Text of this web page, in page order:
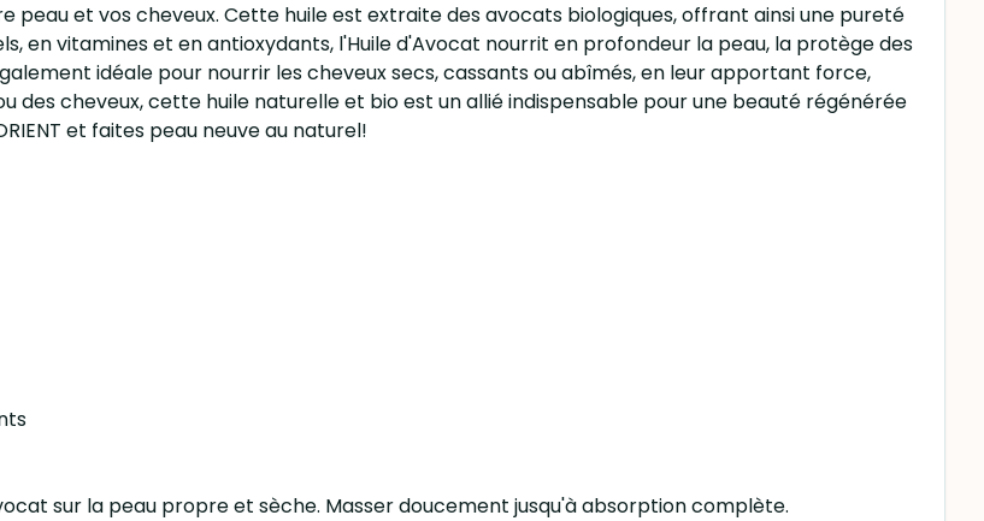
peau et vos cheveux. Cette huile est extraite des avocats biologiques, offrant ainsi une pureté
en vitamines et en antioxydants, l'Huile d'Avocat nourrit en profondeur la peau, la protège des
idéale pour nourrir les cheveux secs, cassants ou abîmés, en leur apportant force,
des cheveux, cette huile naturelle et bio est un allié indispensable pour une beauté régénérée
et faites peau neuve au naturel!
sur la peau propre et sèche. Masser doucement jusqu'à absorption complète.